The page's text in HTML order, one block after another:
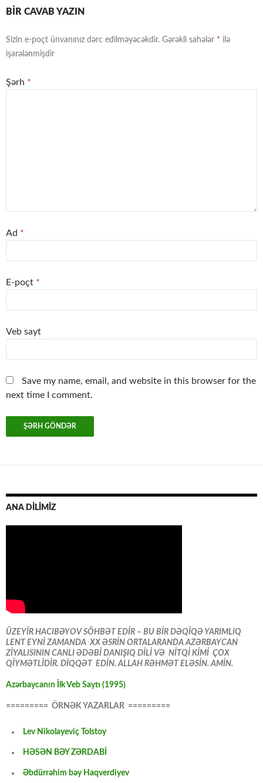
BIR CAVAB YAZIN
Sizin e-poçt ünvanınız dərc edilməyəcəkdir. Gərəkli sahələr * ilə
işarələnmişdir
Şərh *
Ad *
E-poçt *
Veb sayt
Save my name, email, and website in this browser for the
next time I comment.
ANA DİLİMİZ
ÜZEYİR HACIBƏYOV SÖHBƏT EDİR – BU BİR DƏQİQƏ YARIMLIQ
LENT EYNİ ZAMANDA XX ƏSRİN ORTALARANDA AZƏRBAYCAN
ZİYALISININ CANLI ƏDƏBİ DANIŞIQ DİLİ VƏ NİTQİ KİMİ ÇOX
QİYMƏTLİDİR. DİQQƏT EDİN. ALLAH RƏHMƏT ELƏSİN. AMİN.
Azərbaycanın İlk Veb Saytı (1995)
========= ÖRNƏK YAZARLAR =========
Lev Nikolayeviç Tolstoy
HƏSƏN BƏY ZƏRDABİ
Əbdürrəhim bəy Haqverdiyev